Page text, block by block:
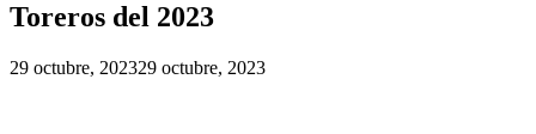
Toreros del 2023
29 octubre, 202329 octubre, 2023